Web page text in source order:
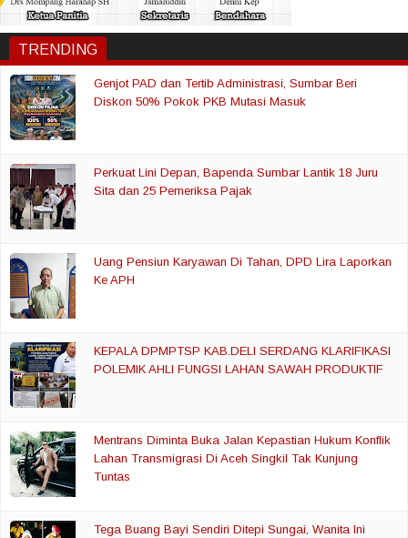
TRENDING
Genjot PAD dan Tertib Administrasi, Sumbar Beri
Diskon 50% Pokok PKB Mutasi Masuk
Perkuat Lini Depan, Bapenda Sumbar Lantik 18 Juru
Sita dan 25 Pemeriksa Pajak
Uang Pensiun Karyawan Di Tahan, DPD Lira Laporkan
Ke APH
KEPALA DPMPTSP KAB.DELI SERDANG KLARIFIKASI
POLEMIK AHLI FUNGSI LAHAN SAWAH PRODUKTIF
Mentrans Diminta Buka Jalan Kepastian Hukum Konflik
Lahan Transmigrasi Di Aceh Singkil Tak Kunjung
Tuntas
Tega Buang Bayi Sendiri Ditepi Sungai, Wanita Ini